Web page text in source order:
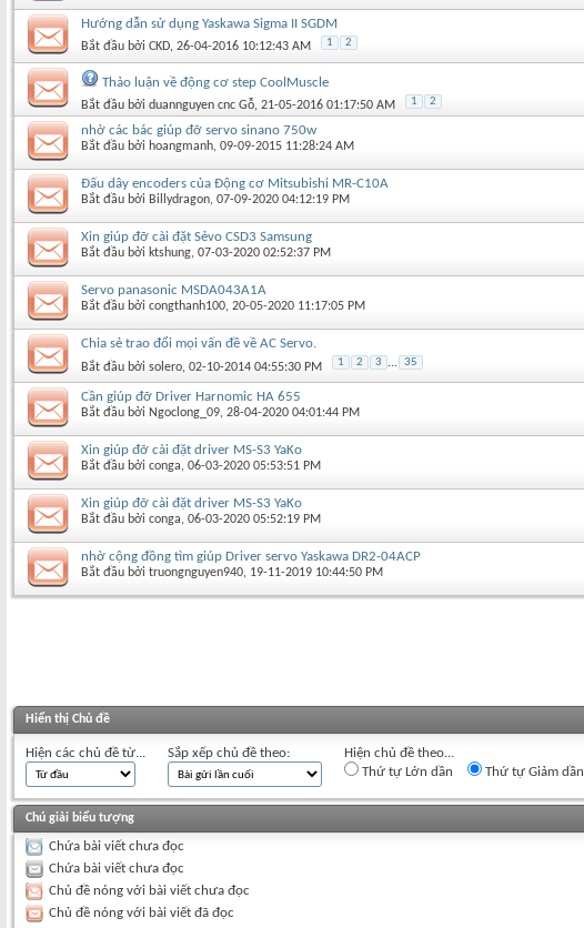
Hướng dẫn sử dụng Yaskawa Sigma II SGDM
Bắt đầu bởi CKD‎, 26-04-2016 10:12:43 AM 1 2
Thảo luận về động cơ step CoolMuscle
Bắt đầu bởi duannguyen cnc Gỗ‎, 21-05-2016 01:17:50 AM 1 2
nhờ các bác giúp đỡ servo sinano 750w
Bắt đầu bởi hoangmanh‎, 09-09-2015 11:28:24 AM
Đấu dây encoders của Động cơ Mitsubishi MR-C10A
Bắt đầu bởi Billydragon‎, 07-09-2020 04:12:19 PM
Xin giúp đỡ cài đặt Sẻvo CSD3 Samsung
Bắt đầu bởi ktshung‎, 07-03-2020 02:52:37 PM
Servo panasonic MSDA043A1A
Bắt đầu bởi congthanh100‎, 20-05-2020 11:17:05 PM
Chia sẻ trao đổi mọi vấn đề về AC Servo.
Bắt đầu bởi solero‎, 02-10-2014 04:55:30 PM 1 2 3 ... 35
Cần giúp đỡ Driver Harnomic HA 655
Bắt đầu bởi Ngoclong_09‎, 28-04-2020 04:01:44 PM
Xin giúp đỡ cài đặt driver MS-S3 YaKo
Bắt đầu bởi conga‎, 06-03-2020 05:53:51 PM
Xin giúp đỡ cài đặt driver MS-S3 YaKo
Bắt đầu bởi conga‎, 06-03-2020 05:52:19 PM
nhờ cộng đồng tìm giúp Driver servo Yaskawa DR2-04ACP
Bắt đầu bởi truongnguyen940‎, 19-11-2019 10:44:50 PM
Hiển thị Chủ đề
Hiện các chủ đề từ... Sắp xếp chủ đề theo:
Hiện chủ đề theo...
Thứ tự Lớn dần
Thứ tự Giảm dần
Chú giải biểu tượng
Chứa bài viết chưa đọc
Chứa bài viết chưa đọc
Chủ đề nóng với bài viết chưa đọc
Chủ đề nóng với bài viết đã đọc